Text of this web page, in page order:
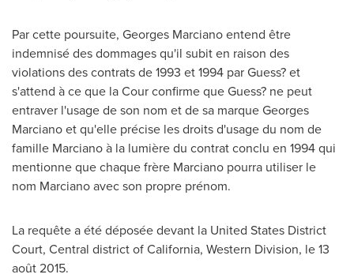
Par cette poursuite, Georges Marcianoentend être
indemnisé des dommages qu'il subit en raison des
violations des contrats de 1993 et 1994 par Guess? et
s'attend à ce que la Cour confirme que Guess? ne peut
entraver l'usage de son nom et de sa marqueGeorges
Marcianoet qu'elle précise les droits d'usage du nom de
famille Marciano à la lumière du contrat conclu en 1994 qui
mentionne que chaque frère Marciano pourra utiliser le
nom Marciano avec son propre prénom.
La requête a été déposée devant la United States District
Court, Central district ofCalifornia, Western Division, le 13
août 2015.